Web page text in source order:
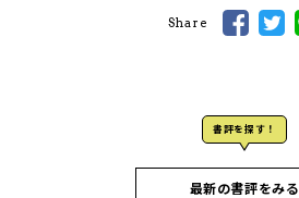
Share
書評を探す！
最新の書評をみる